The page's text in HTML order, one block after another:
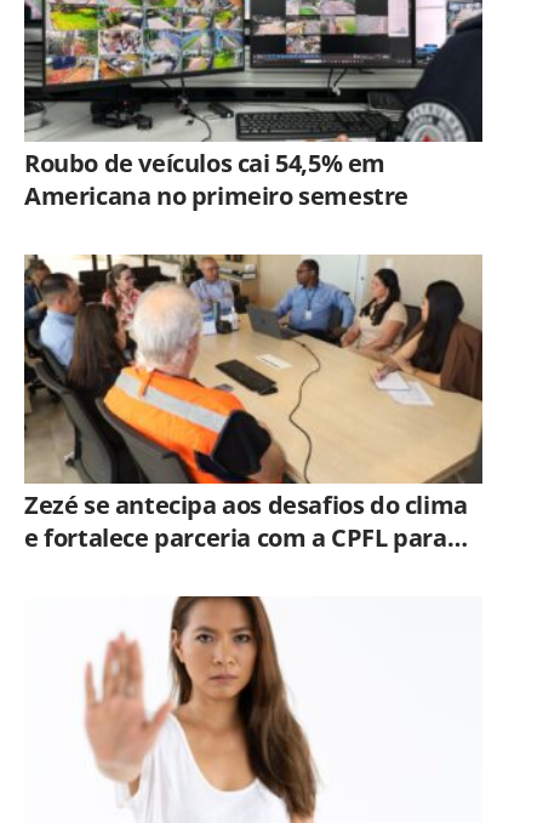
Roubo de veículos cai 54,5% em
Americana no primeiro semestre
Zezé se antecipa aos desafios do clima
e fortalece parceria com a CPFL para